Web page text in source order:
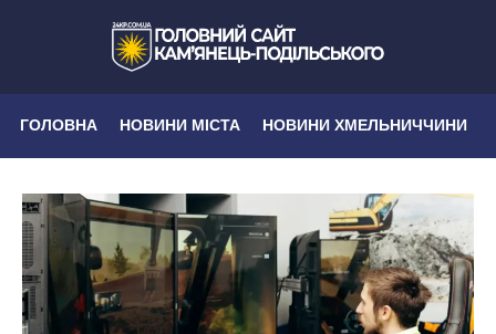
ГОЛОВНА НОВИНИ МІСТА НОВИНИ ХМЕЛЬНИЧЧИНИ